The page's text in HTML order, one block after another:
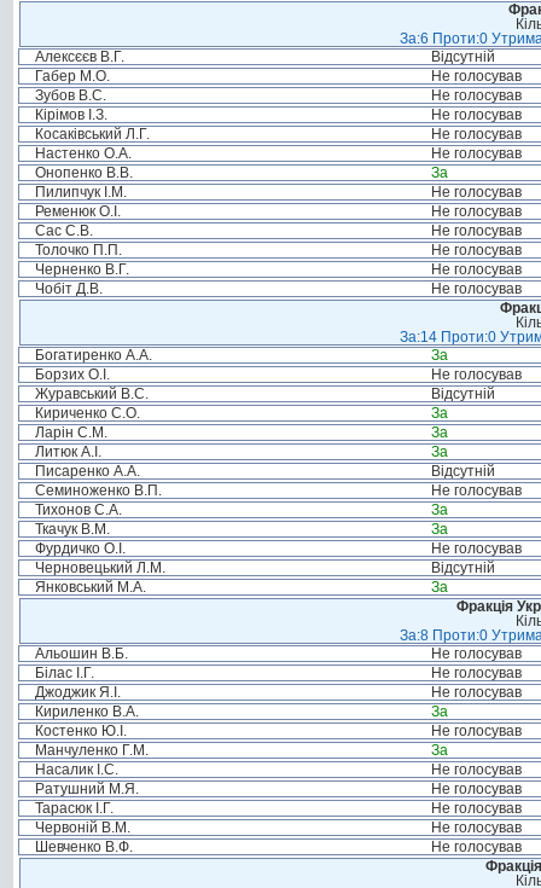
За:6 Проти:0
Алексєєв В.Г.
Відсутній
Габер М.О.
Не голосував
Зубов В.С.
Не голосував
Кірімов І.З.
Не голосував
Косаківський Л.Г.
Не голосував
Настенко О.А.
Не голосував
Онопенко В.В.
За
Пилипчук І.М.
Не голосував
Ременюк О.І.
Не голосував
Сас С.В.
Не голосував
Толочко П.П.
Не голосував
Черненко В.Г.
Не голосував
Чобіт Д.В.
Не голосував
За:14 Проти:0
Богатиренко А.А.
За
Борзих О.І.
Не голосував
Журавський В.С.
Відсутній
Кириченко С.О.
За
Ларін С.М.
За
Литюк А.І.
За
Писаренко А.А.
Відсутній
Семиноженко В.П.
Не голосував
Тихонов С.А.
За
Ткачук В.М.
За
Фурдичко О.І.
Не голосував
Черновецький Л.М.
Відсутній
Янковський М.А.
За
Фракція
За:8 Проти:0
Альошин В.Б.
Не голосував
Білас І.Г.
Не голосував
Джоджик Я.І.
Не голосував
Кириленко В.А.
За
Костенко Ю.І.
Не голосував
Манчуленко Г.М.
За
Насалик І.С.
Не голосував
Ратушний М.Я.
Не голосував
Тарасюк І.Г.
Не голосував
Червоній В.М.
Не голосував
Шевченко В.Ф.
Не голосував